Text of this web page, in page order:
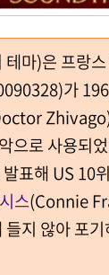
마)은 프랑
가
으로 사용되
표해 US 10
스(Connie
들지 않아 포